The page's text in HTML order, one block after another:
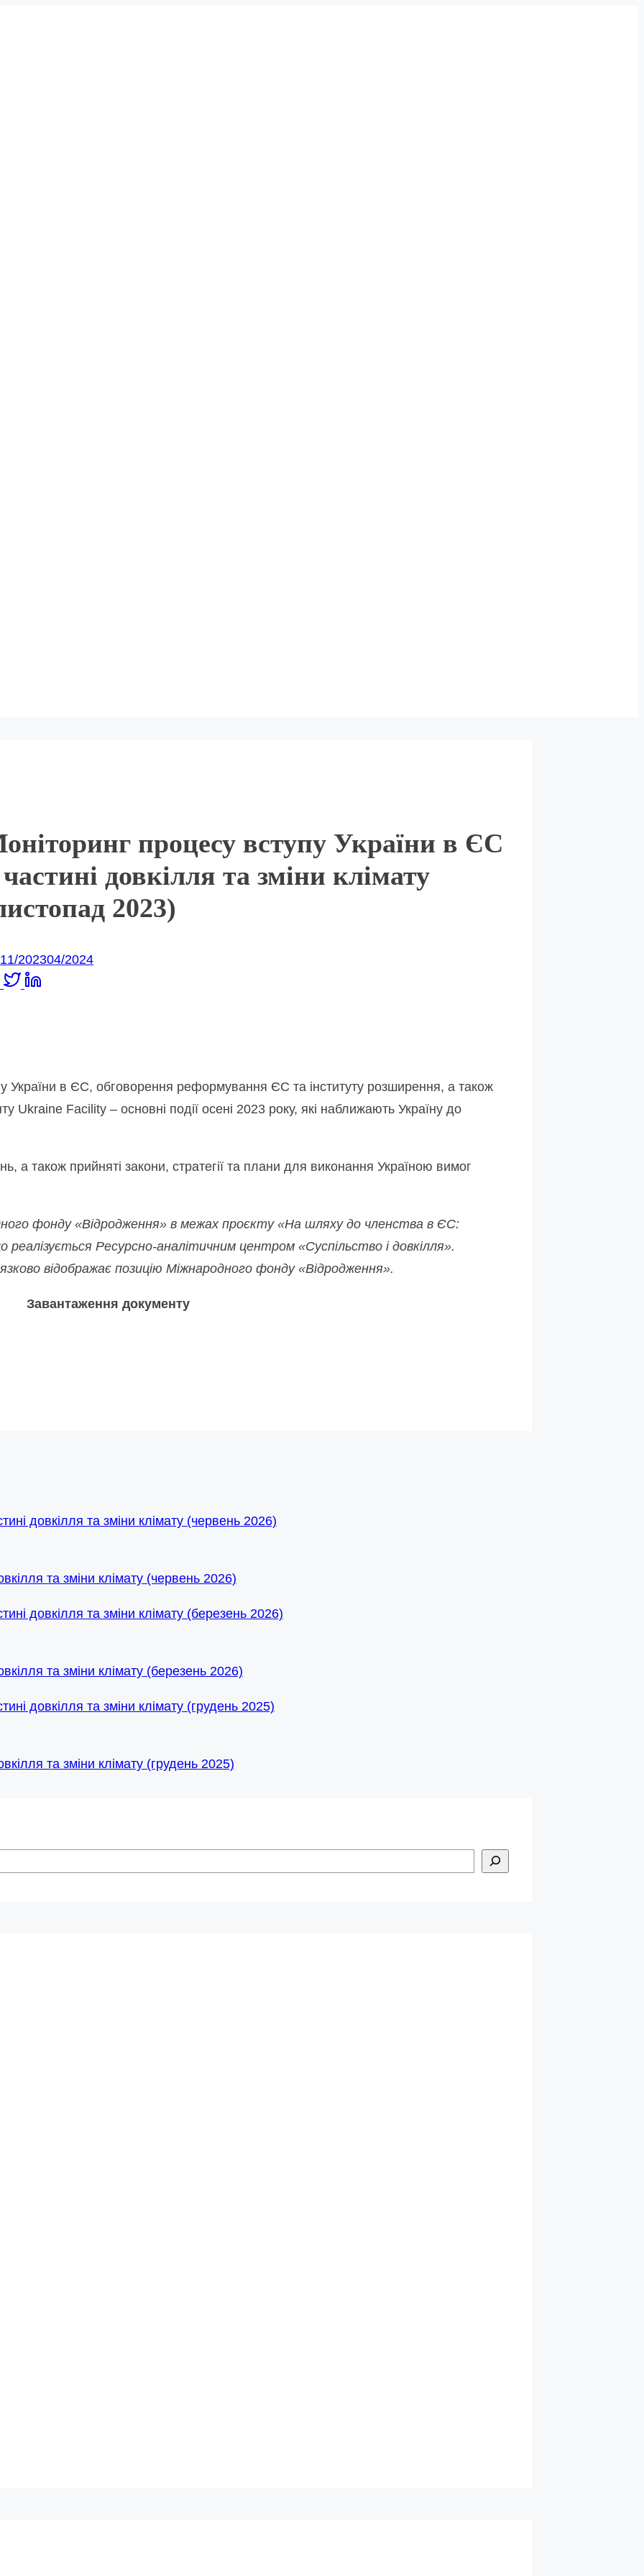
процесу вступу України в ЄС
довкілля та зміни клімату
2023)
11/202304/2024
України в ЄС, обговорення реформування ЄС та інституту розширення, а також
Facility – основні події осені 2023 року, які наближають Україну до
а також прийняті закони, стратегії та плани для виконання Україною вимог
фонду «Відродження» в межах проєкту «На шляху до членства в ЄС:
реалізується Ресурсно-аналітичним центром «Суспільство і довкілля».
відображає позицію Міжнародного фонду «Відродження».
Завантаження документу
та зміни клімату (червень 2026)
та зміни клімату (березень 2026)
та зміни клімату (грудень 2025)